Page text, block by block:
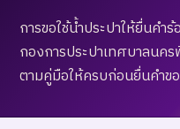
การขอใช้น้ำประปาให้ยื่นค
กองการประปาเทศบาลนค
ตามคู่มือให้ครบก่อนยื่นคำขอ